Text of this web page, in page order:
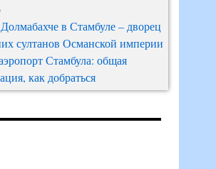
в Стамбуле – дворец
султанов Османской империи
Стамбула: общая
как добраться